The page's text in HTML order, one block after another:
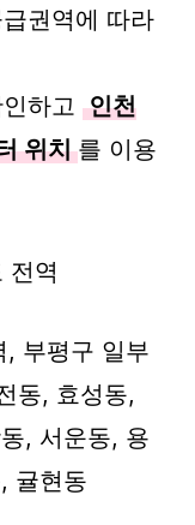
권역에 따라
하고 인천
위치 를 이용
전역
부평구 일부
동, 효성동,
, 서운동, 용
귤현동